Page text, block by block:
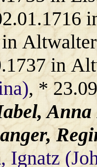
in
, *
,
,
, Ignatz